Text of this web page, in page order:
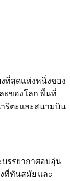
งที่สุดแห่งหนึ่งของ
ะของโลก พื้นที่
ริตะและสนามบิน
บรรยากาศอบอุ่น
ที่ทันสมัย และ